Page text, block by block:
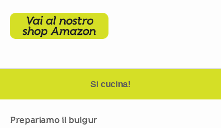
Si cucina!
Prepariamo il bulgur